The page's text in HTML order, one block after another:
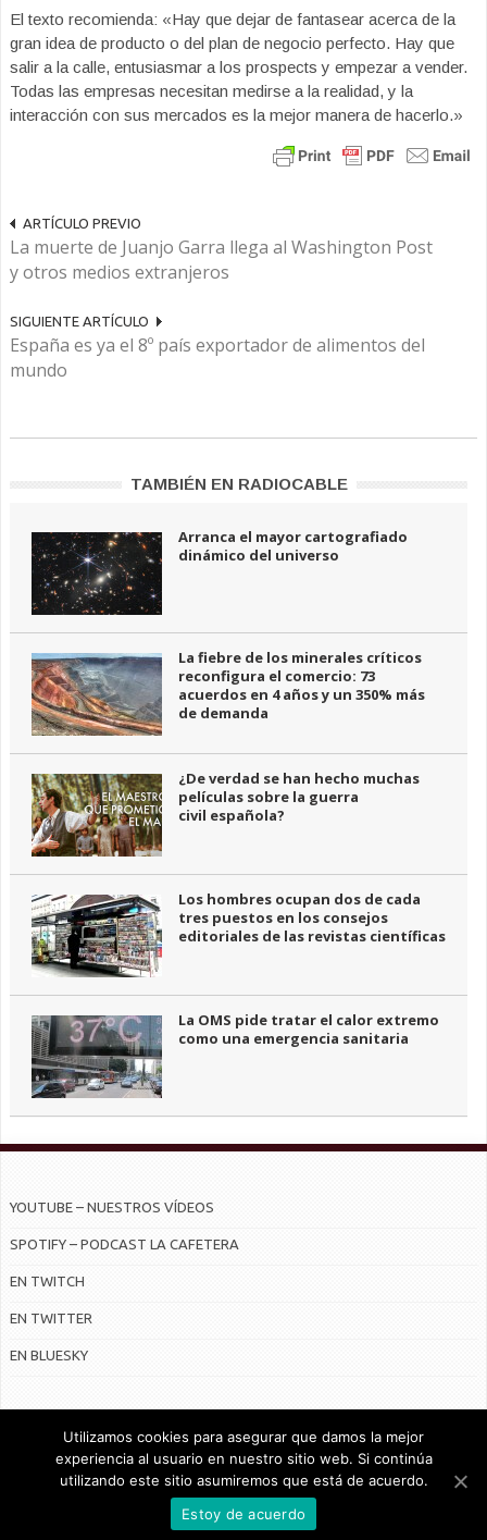
El texto recomienda: «Hay que dejar de fantasear acerca de la
gran idea de producto o del plan de negocio perfecto. Hay que
salir a la calle, entusiasmar a los prospects y empezar a vender.
Todas las empresas necesitan medirse a la realidad, y la
interacción con sus mercados es la mejor manera de hacerlo.»
ARTÍCULO PREVIO
La muerte de Juanjo Garra llega al Washington Post
y otros medios extranjeros
SIGUIENTE ARTÍCULO
España es ya el 8º país exportador de alimentos del
mundo
TAMBIÉN EN RADIOCABLE
Arranca el mayor cartografiado
dinámico del universo
La fiebre de los minerales críticos
reconfigura el comercio: 73
acuerdos en 4 años y un 350% más
de demanda
¿De verdad se han hecho muchas
películas sobre la guerra
civil española?
Los hombres ocupan dos de cada
tres puestos en los consejos
editoriales de las revistas científicas
La OMS pide tratar el calor extremo
como una emergencia sanitaria
YOUTUBE – NUESTROS VÍDEOS
SPOTIFY – PODCAST LA CAFETERA
EN TWITCH
EN TWITTER
EN BLUESKY
© Radiocable en Internet S.L.
CONTRATO DE SERVICIOS Y POLÍTICA DE PRIVACIDAD
Utilizamos cookies para asegurar que damos la mejor
experiencia al usuario en nuestro sitio web. Si continúa
utilizando este sitio asumiremos que está de acuerdo.
Estoy de acuerdo